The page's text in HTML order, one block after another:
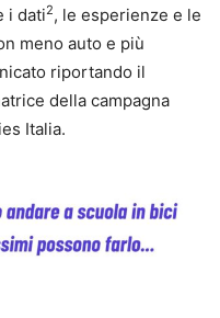
i dati2, le esperienze e le
meno auto e più
riportando il
della campagna
Italia.